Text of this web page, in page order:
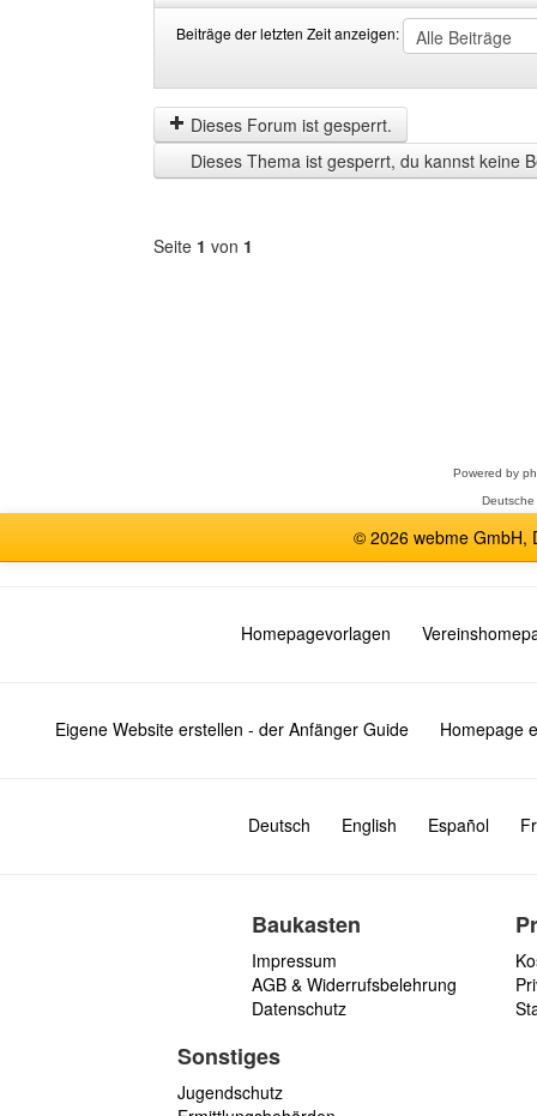
Beiträge der letzten Zeit anzeigen:
der
letzten
Zeit
anzeigen
by
Dieses Forum ist gesperrt.
Dieses Thema ist gesperrt, du kannst keine
Seite 1 von 1
Powered by
© 2026 webme GmbH,
Homepagevorlagen
Eigene Website erstellen - der Anfänger Guide Homepage
Deutsch English Español
Baukasten
Impressum
AGB & Widerrufsbelehrung
Datenschutz
Sonstiges
Jugendschutz